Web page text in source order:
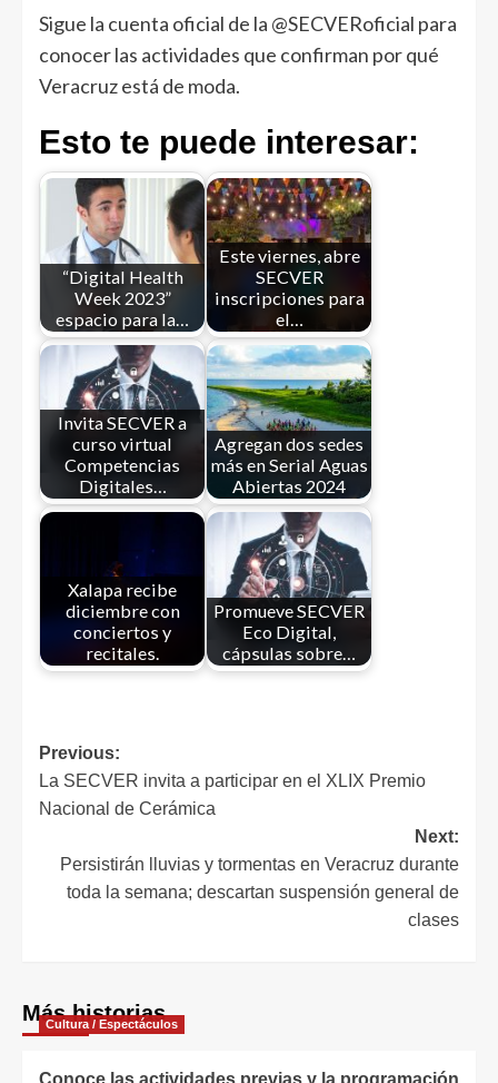
Sigue la cuenta oficial de la @SECVERoficial para
conocer las actividades que confirman por qué
Veracruz está de moda.
Esto te puede interesar:
“Digital Health
Week 2023”
espacio para la…
Este viernes, abre
SECVER
inscripciones para
el…
Invita SECVER a
curso virtual
Competencias
Digitales…
Agregan dos sedes
más en Serial Aguas
Abiertas 2024
Xalapa recibe
diciembre con
conciertos y
recitales.
Promueve SECVER
Eco Digital,
cápsulas sobre…
Previous:
La SECVER invita a participar en el XLIX Premio
Nacional de Cerámica
Next:
Persistirán lluvias y tormentas en Veracruz durante
toda la semana; descartan suspensión general de
clases
Más historias
Cultura / Espectáculos
Conoce las actividades previas y la programación